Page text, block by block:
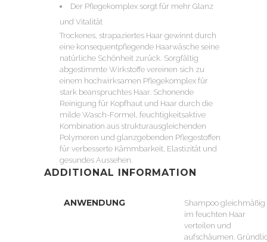
Der Pflegekomplex sorgt für mehr Glanz
und Vitalität
Trockenes, strapaziertes Haar gewinnt durch
eine konsequentpflegende Haarwäsche seine
natürliche Schönheit zurück. Sorgfältig
abgestimmte Wirkstoffe vereinen sich zu
einem hochwirksamen Pflegekomplex für
stark beanspruchtes Haar. Schonende
Reinigung für Kopfhaut und Haar durch die
milde Wasch-Formel, feuchtigkeitsaktive
Kombination aus strukturausgleichenden
Polymeren und glanzgebenden Pflegestoffen
für verbesserte Kämmbarkeit, Elastizität und
gesundes Aussehen.
ADDITIONAL INFORMATION
ANWENDUNG
Shampoo gleichmäßig
im feuchten Haar
verteilen und
aufschäumen.